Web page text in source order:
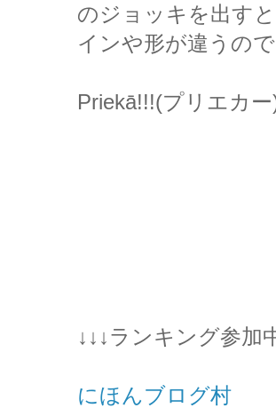
のジョッキを出す
インや形が違うの
Priekā!!!(プリエカ
↓↓↓ランキング参
にほんブログ村